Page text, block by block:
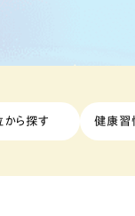
から探す 健康習